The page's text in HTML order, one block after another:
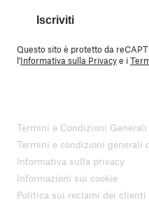
Iscriviti
Questo sito è protetto da
l'Informativa sulla Privacye i
Termini e Condizioni Generali
Termini e condizioni generali
Informativa sulla privacy
Informazioni sui cookie
Politica sui reclami dei clienti